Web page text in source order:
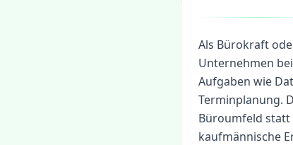
Als Bürokraft
Unternehmen
Aufgaben wie
Terminplanung.
Büroumfeld
kaufmännische